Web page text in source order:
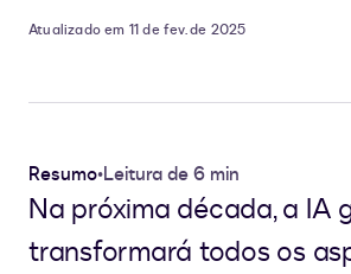
Atualizado em 11 de fev. de 2025
Resumo•Leitura de 6 min
Na próxima década, a IA
transformará todos os